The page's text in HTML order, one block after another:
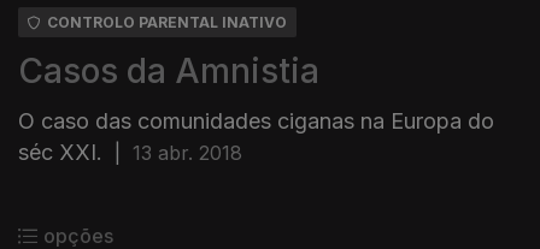
CONTROLO PARENTAL INATIVO
Casos da Amnistia
O caso das comunidades ciganas na Europa do
séc XXI.
13 abr. 2018
opções